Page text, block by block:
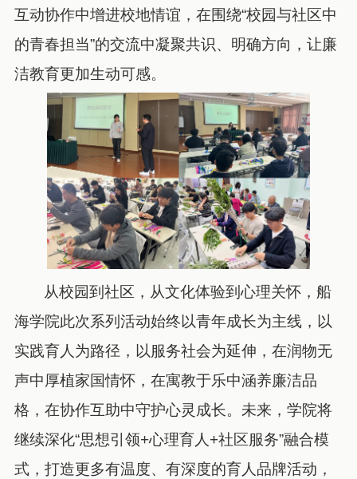
互动协作中增进校地情谊，在围绕“校园与社区中
的青春担当”的交流中凝聚共识、明确方向，让廉
洁教育更加生动可感。
从校园到社区，从文化体验到心理关怀，船
海学院此次系列活动始终以青年成长为主线，以
实践育人为路径，以服务社会为延伸，在润物无
声中厚植家国情怀，在寓教于乐中涵养廉洁品
格，在协作互助中守护心灵成长。未来，学院将
继续深化“思想引领+心理育人+社区服务”融合模
式，打造更多有温度、有深度的育人品牌活动，